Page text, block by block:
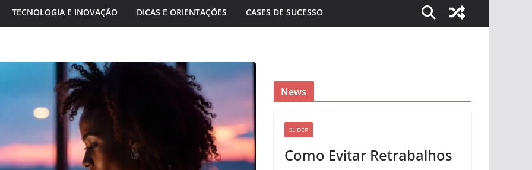
Aplicadas
TECNOLOGIA E INOVAÇÃO DICAS E ORIENTAÇÕES CASES DE SUCESSO
News
SLIDER
Como Evitar Retrabalhos